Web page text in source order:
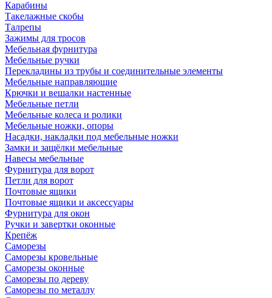
Карабины
Такелажные скобы
Талрепы
Зажимы для тросов
Мебельная фурнитура
Мебельные ручки
Перекладины из трубы и соединительные элементы
Мебельные направляющие
Крючки и вешалки настенные
Мебельные петли
Мебельные колеса и ролики
Мебельные ножки, опоры
Насадки, накладки под мебельные ножки
Замки и защёлки мебельные
Навесы мебельные
Фурнитура для ворот
Петли для ворот
Почтовые ящики
Почтовые ящики и аксессуары
Фурнитура для окон
Ручки и завертки оконные
Крепёж
Саморезы
Саморезы кровельные
Саморезы оконные
Саморезы по дереву
Саморезы по металлу